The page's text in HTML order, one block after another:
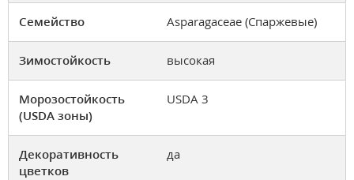
Семейство Asparagaceae (Спаржевые)
Зимостойкость высокая
Морозостойкость
(USDA зоны)
USDA 3
Декоративность
цветков
да